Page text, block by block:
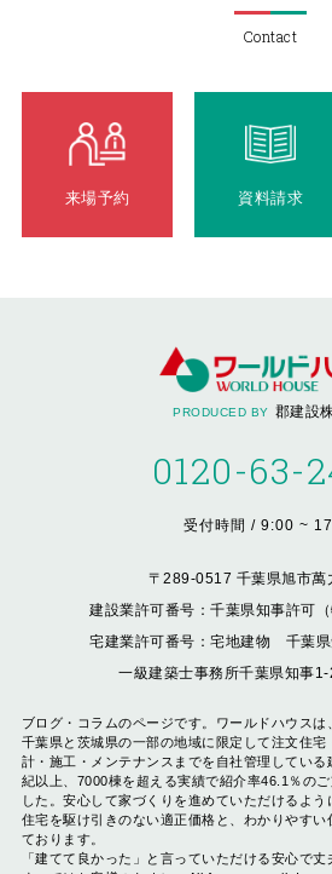
Contact
来場予約 資料請求
PRODUCED BY 郡建設
0120-63-
受付時間 / 9:00 ~
〒289-0517 千葉県旭市萬
建設業許可番号：千葉県知事許可
宅建業許可番号：宅地建物 千葉
一級建築士事務所千葉県知事
ブログ・コラムのページです。ワールドハウス
千葉県と茨城県の一部の地域に限定して注文住
計・施工・メンテナンスまでを自社管理してい
紀以上、7000棟を超える実績で紹介率46.1％の
した。安心して家づくりを進めていただけるよ
住宅を駆け引きのない適正価格と、わかりやすい
ております。
「建てて良かった」と言っていただける安心で丈